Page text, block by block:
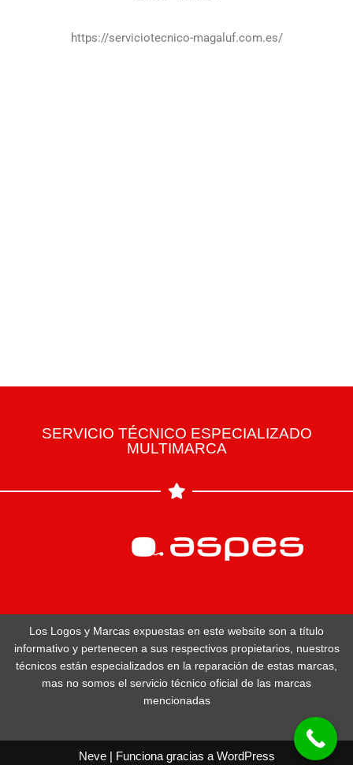
https://serviciotecnico-magaluf.com.es/
SERVICIO TÉCNICO ESPECIALIZADO
MULTIMARCA
Los Logos y Marcas expuestas en este website son a título
informativo y pertenecen a sus respectivos propietarios, nuestros
técnicos están especializados en la reparación de estas marcas,
mas no somos el servicio técnico oficial de las marcas
mencionadas
Neve| Funciona gracias a WordPress